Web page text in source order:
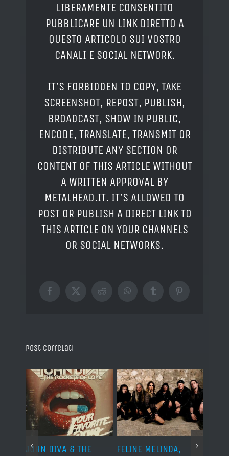
LIBERAMENTE CONSENTITO
PUBBLICARE UN LINK DIRETTO A
QUESTO ARTICOLO SUI VOSTRO
CANALI E SOCIAL NETWORK.
IT'S FORBIDDEN TO COPY, TAKE
SCREENSHOT, REPOST, PUBLISH,
BROADCAST, SHOW IN PUBLIC,
ENCODE, TRANSLATE, TRANSMIT OR
DISTRIBUTE ANY SECTION OR
CONTENT OF THIS ARTICLE WITHOUT
A WRITTEN APPROVAL BY
METALHEAD.IT. IT'S ALLOWED TO
POST OR PUBLISH A DIRECT LINK TO
THIS ARTICLE ON YOUR CHANNELS
OR SOCIAL NETWORKS.
Facebook
X RedditWhatsAppTumblrPinterest
Post correlati
JOHN DIVA & THE
FELINE MELINDA,